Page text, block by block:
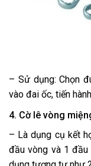
– Sử dụng: Chọn
vào đai ốc, tiến
4. Cờ lê vòng
– Là dụng cụ kết
đầu vòng và 1